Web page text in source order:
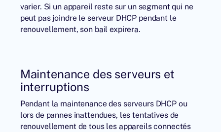
varier. Si un appareil reste sur un segment qui ne
peut pas joindre le serveur DHCP pendant le
renouvellement, son bail expirera.
Maintenance des serveurs et
interruptions
Pendant la maintenance des serveurs DHCP ou
lors de pannes inattendues, les tentatives de
renouvellement de tous les appareils connectés